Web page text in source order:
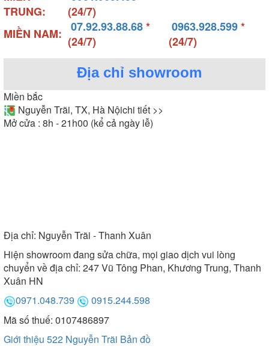
TRUNG:
(24/7)
MIỀN NAM:
07.92.93.88.68*
(24/7)
0963.928.599*
(24/7)
Địa chỉ showroom
Miền bắc
Nguyễn Trãi, TX, Hà Nộichi tiết >>
Mở cửa : 8h - 21h00 (kể cả ngày lễ)
Địa chỉ: Nguyễn Trãi - Thanh Xuân
Hiện showroom đang sửa chữa, mọi giao dịch vui lòng
chuyển về địa chỉ: 247 Vũ Tông Phan, Khương Trung, Thanh
Xuân HN
0971.048.739
0915.244.598
Mã số thuế: 0107486897
Giới thiệu 522 Nguyễn Trãi Bản đồ